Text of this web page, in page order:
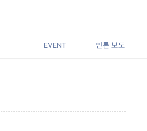
EVENT 언론 보도